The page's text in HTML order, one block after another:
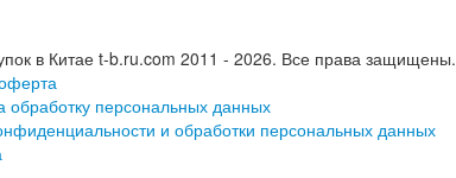
в Китае t-b.ru.com 2011 - 2026. Все права защищены.
обработку персональных данных
и обработки персональных данных